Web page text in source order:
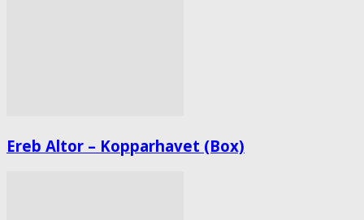
Ereb Altor – Kopparhavet (Box)